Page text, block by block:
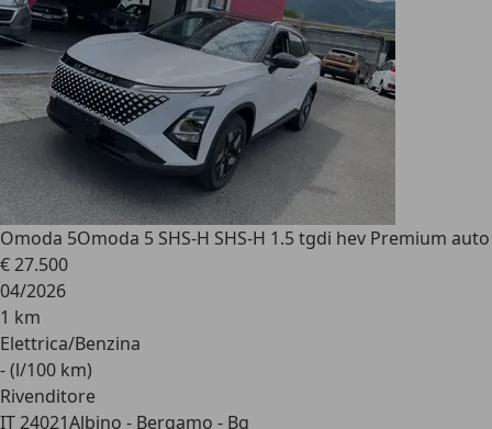
Omoda 5Omoda 5 SHS-H SHS-H 1.5 tgdi hev Premium auto
€ 27.500
04/2026
1 km
Elettrica/Benzina
- (l/100 km)
Rivenditore
IT 24021Albino - Bergamo - Bg